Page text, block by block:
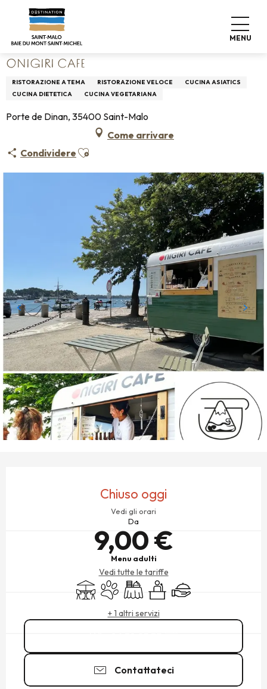
contenu
MENU
Home Vivere come a casa
Ristoranti
ONIGIRI CAFE
RISTORAZIONE A TEMA RISTORAZIONE VELOCE
CUCINA ASIATICS
CUCINA DIETETICA
CUCINA VEGETARIANA
Porte de Dinan, 35400 Saint-Malo
Come arrivare
Condividere Ajouter aux favoris
Chiuso oggi
Vedi gli orari
Da
9,00 €
Menu adulti
Vedi tutte le tariffe
TerrazzaAnimali ammessi
BanchettoSeminariRistoratore
+ 1 altri servizi
Contattateci